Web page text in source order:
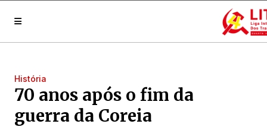
História
70 anos após o fim da
guerra da Coreia